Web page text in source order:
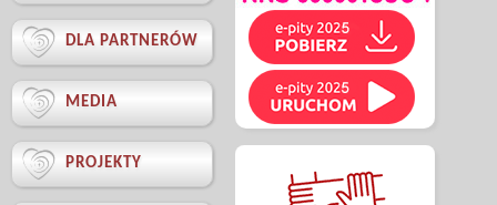
 DLA PARTNERÓW
 MEDIA
 PROJEKTY